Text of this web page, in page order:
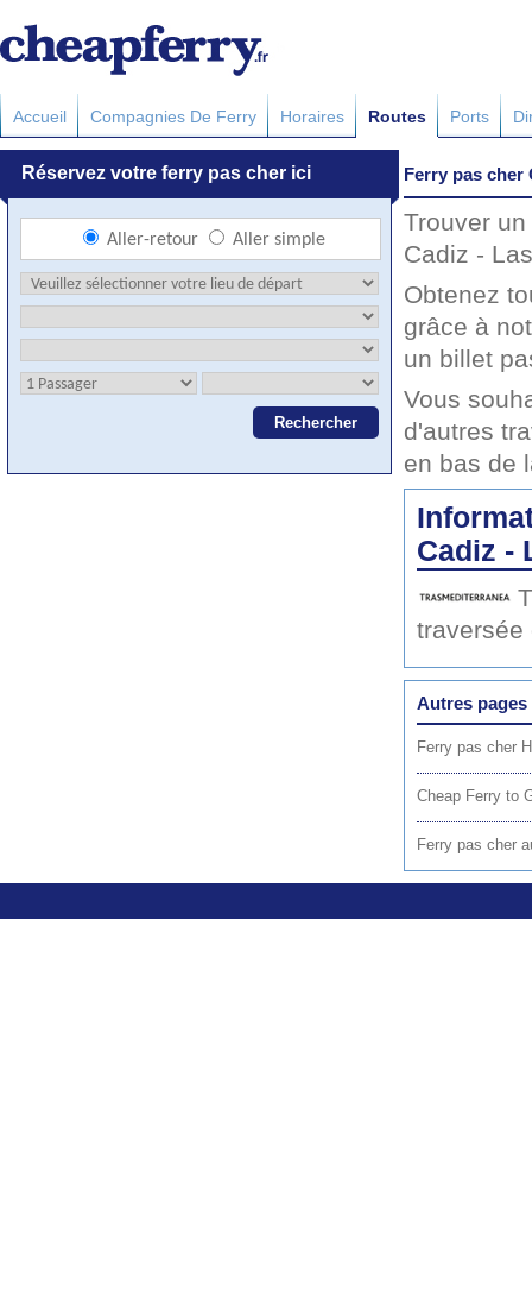
Accueil Compagnies De Ferry Horaires Routes Ports
Ferry pas cher
Trouver
Cadiz -
Obtenez
grâce à
un billet
Vous
d'autres
en bas de
Cadiz -
traversée
Autres pages
Ferry pas cher
Cheap Ferry to
Ferry pas cher